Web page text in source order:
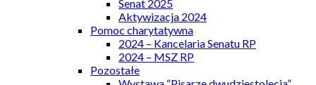
Senat 2025
Aktywizacja 2024
Pomoc charytatywna
2024 – Kancelaria Senatu RP
2024 – MSZ RP
Pozostałe